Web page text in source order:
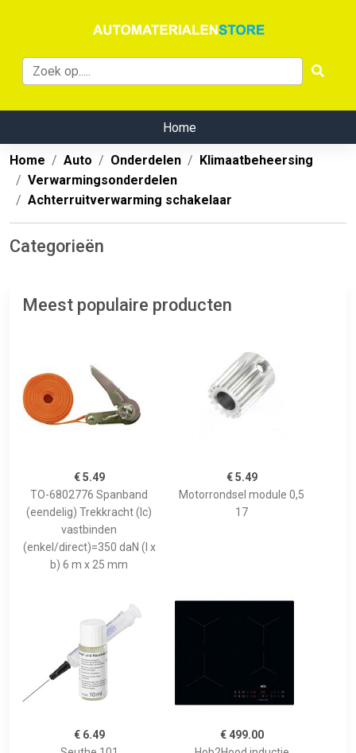
Home
Home Auto Onderdelen
Klimaatbeheersing
Verwarmingsonderdelen
Achterruitverwarming schakelaar
Categorieën
Meest populaire producten
€ 5.49
TO-6802776 Spanband
(eendelig) Trekkracht (lc)
vastbinden
(enkel/direct)=350 daN (l x
b) 6 m x 25 mm
€ 5.49
Motorrondsel module 0,5
17
€ 6.49
€ 499.00